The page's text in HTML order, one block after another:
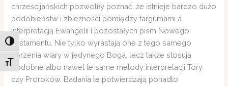
Toggle High Contrast
Toggle Font size
chrześcijańskich pozwoliły poznać, że istnieje bardzo dużo
podobieństw i zbieżności pomiędzy targumami a
interpretacją Ewangelii i pozostałych pism Nowego
Testamentu. Nie tylko wyrastają one z tego samego
korzenia wiary w jedynego Boga, lecz także stosują
podobne albo nawet te same metody interpretacji Tory
czy Proroków. Badania te potwierdzają ponadto